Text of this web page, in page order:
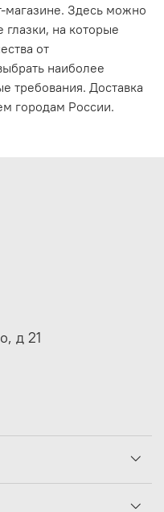
магазине. Здесь можно
на которые
от
наиболее
требования. Доставка
городам России.
д 21